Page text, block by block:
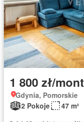
1 800 zł/
Gdynia, Pomorskie
2 Pokoje
47 m²